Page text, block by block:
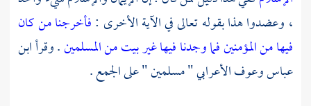
، وعضدوا هذا بقوله تعالى في الآية الأخرى :فأخرجنا من كان
فيها من المؤمنين فما وجدنا فيها غير بيت من المسلمين. وقرأابن
عباسوعوفالأعرابي" مسلمين " على الجمع .